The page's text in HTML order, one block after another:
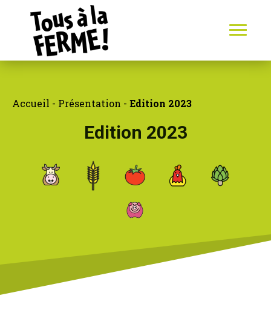
Accueil - Présentation - Edition 2023
Edition 2023